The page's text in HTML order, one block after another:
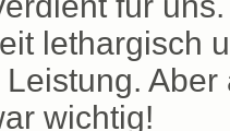
lethargisch
wichtig!